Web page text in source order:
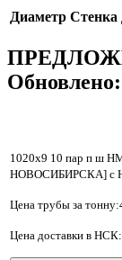
Диаметр Стенка
Обновлено:
1020х9 10 пар п ш
НОВОСИБИРСКА] с
Цена трубы за
Цена доставки в